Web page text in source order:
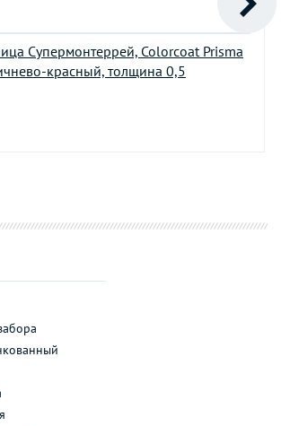
Супермонтеррей, Colorcoat Prisma
красный, толщина 0,5